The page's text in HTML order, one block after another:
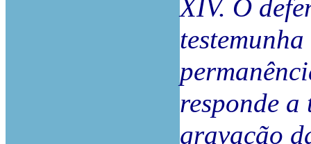
XIV. O
responde a
gravação